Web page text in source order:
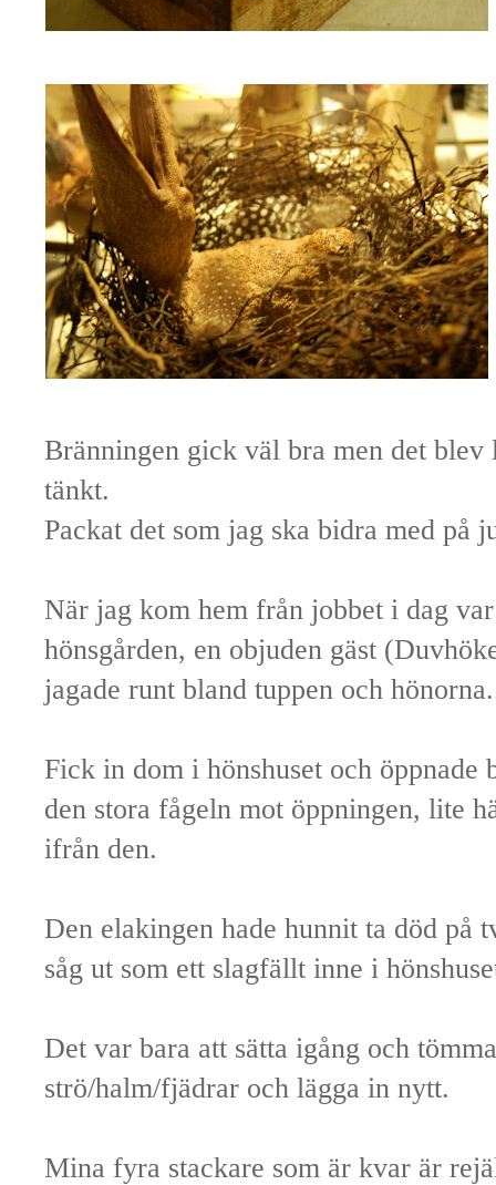
Bränningen gick väl bra men det
tänkt.
Packat det som jag ska bidra med på
När jag kom hem från jobbet i dag
hönsgården, en objuden gäst
jagade runt bland tuppen och
Fick in dom i hönshuset och öppnade
den stora fågeln mot öppningen, lite
ifrån den.
Den elakingen hade hunnit ta död på
såg ut som ett slagfällt inne i
Det var bara att sätta igång och
strö/halm/fjädrar och lägga in nytt.
Mina fyra stackare som är kvar är